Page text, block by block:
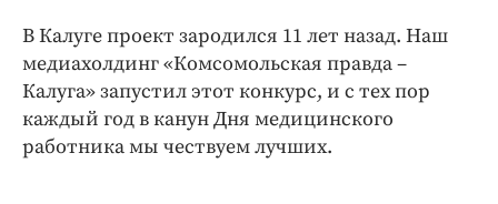
В Калуге проект зародился 11 лет назад. Наш
медиахолдинг «Комсомольская правда –
Калуга» запустил этот конкурс, и с тех пор
каждый год в канун Дня медицинского
работника мы чествуем лучших.